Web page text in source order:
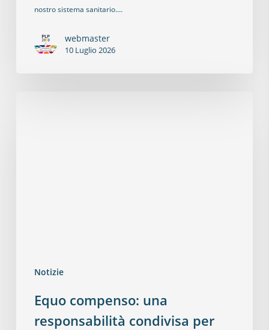
nostro sistema sanitario.…
webmaster
10 Luglio 2026
Notizie
Equo compenso: una
responsabilità condivisa per